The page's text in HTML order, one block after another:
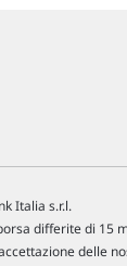
Italia s.r.l.
differite di 15
delle